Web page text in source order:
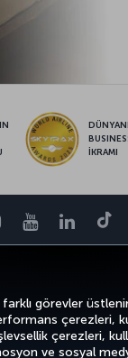
görevler
çerezleri,
çerezleri,
ve sosyal
İKRAMI
Instagram
Youtube
Yasal Uyarı